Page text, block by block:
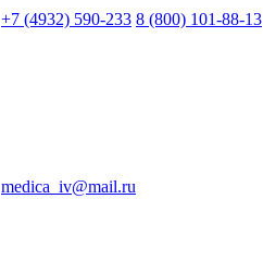
+7 (4932) 590-233 8 (800) 101-88-13
medica_iv@mail.ru